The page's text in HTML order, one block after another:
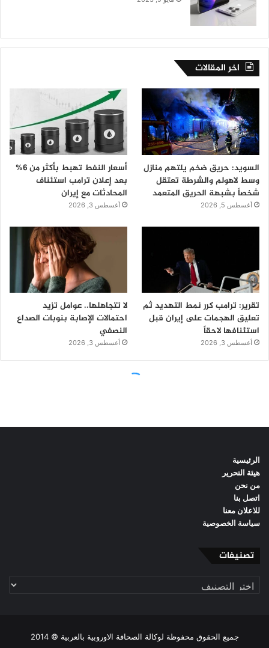
الرئيسية
هيئة التحرير
من نحن
اتصل بنا
للاعلان معنا
سياسة الخصوصية
تصنيفات
تصنيفات
جميع الحقوق محفوظة لوكالة الصحافة الاوروبية بالعربية © 2014